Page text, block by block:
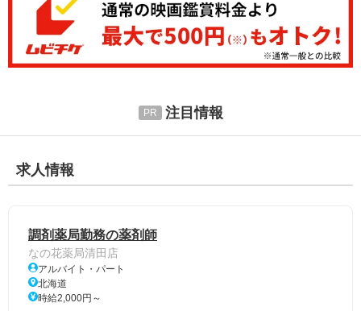
注目情報
求人情報
調剤薬局勤務の薬剤師
なの花薬局清田店
アルバイト・パート
北海道
時給2,000円～